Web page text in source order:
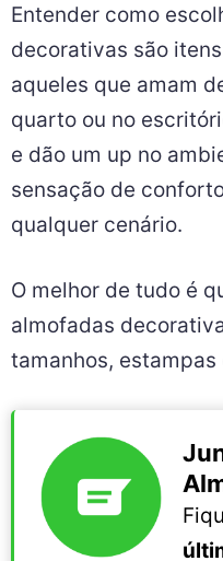
Entender como
decorativas são
aqueles que amam
quarto ou no
e dão um up no
sensação de
qualquer cenário.
O melhor de tudo é
almofadas
tamanhos, estampas